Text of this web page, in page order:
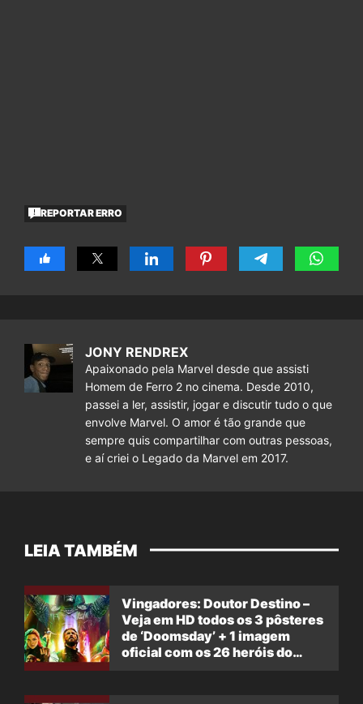
REPORTAR ERRO
JONY RENDREX
Apaixonado pela Marvel desde que assisti
Homem de Ferro 2 no cinema. Desde 2010,
passei a ler, assistir, jogar e discutir tudo o que
envolve Marvel. O amor é tão grande que
sempre quis compartilhar com outras pessoas,
e aí criei o Legado da Marvel em 2017.
LEIA TAMBÉM
Vingadores: Doutor Destino –
Veja em HD todos os 3 pôsteres
de ‘Doomsday’ + 1 imagem
oficial com os 26 heróis do